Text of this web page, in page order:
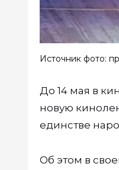
Источник фото:
До 14 мая в
новую
единстве
Об этом в